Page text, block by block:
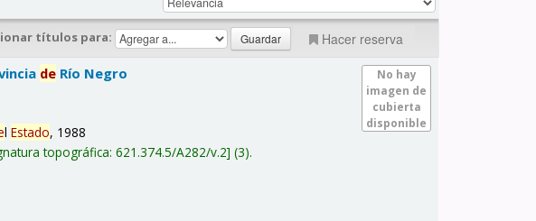
títulos para: Hacer reserva
No hay
imagen de
cubierta
disponible
de Río Negro
lEstado, 1988
topográfica:621.374.5/A282/v.2 (3).